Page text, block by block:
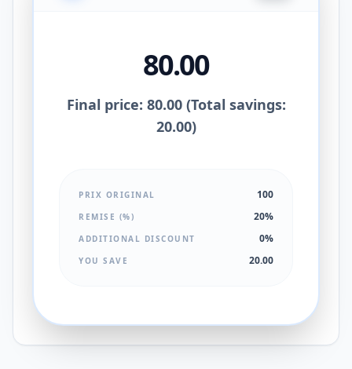
80.00
Final price: 80.00 (Total savings:
20.00)
PRIX ORIGINAL 100
REMISE (%) 20%
ADDITIONAL DISCOUNT 0%
YOU SAVE 20.00